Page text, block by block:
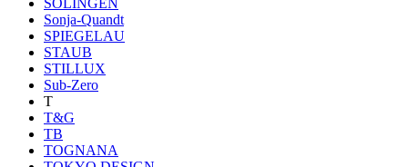
Sonja-Quandt
SPIEGELAU
STAUB
STILLUX
Sub-Zero
T
T&G
TB
TOGNANA